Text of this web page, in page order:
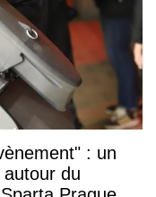
: un
du